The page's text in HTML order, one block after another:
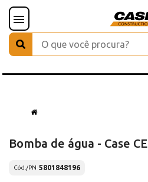
Bomba de água - Case CE
Cód./PN 5801848196